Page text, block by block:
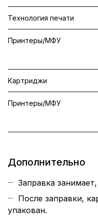
Технология печати
Принтеры/МФУ
Картриджи
Принтеры/МФУ
Дополнительно
Заправка
После заправки,
упакован.